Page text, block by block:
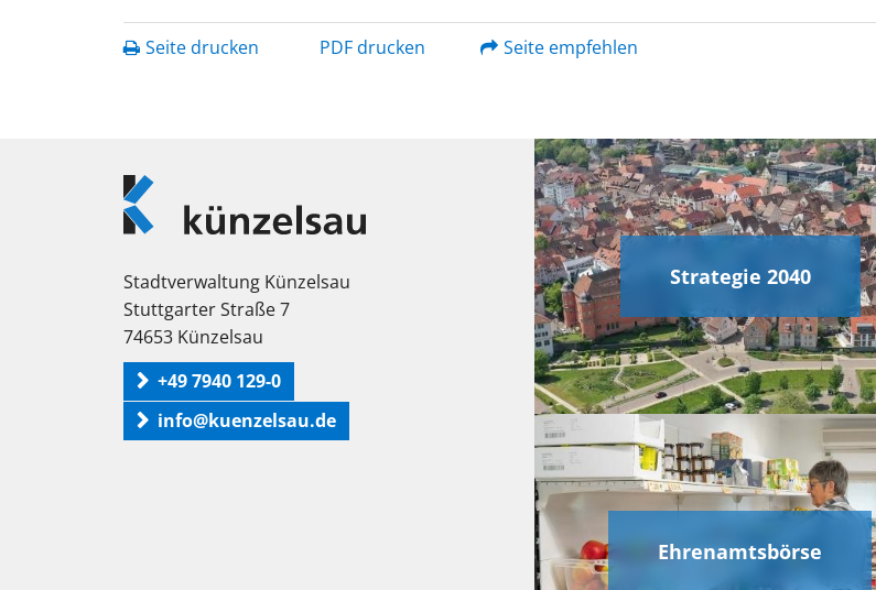
Seite drucken PDF drucken Seite empfehlen
Logo
Künzelsau
Stadtverwaltung Künzelsau
Stuttgarter Straße 7
74653 Künzelsau
+49 7940 129-0
info@kuenzelsau.de
Strategie 2040
Ehrenamtsbörse